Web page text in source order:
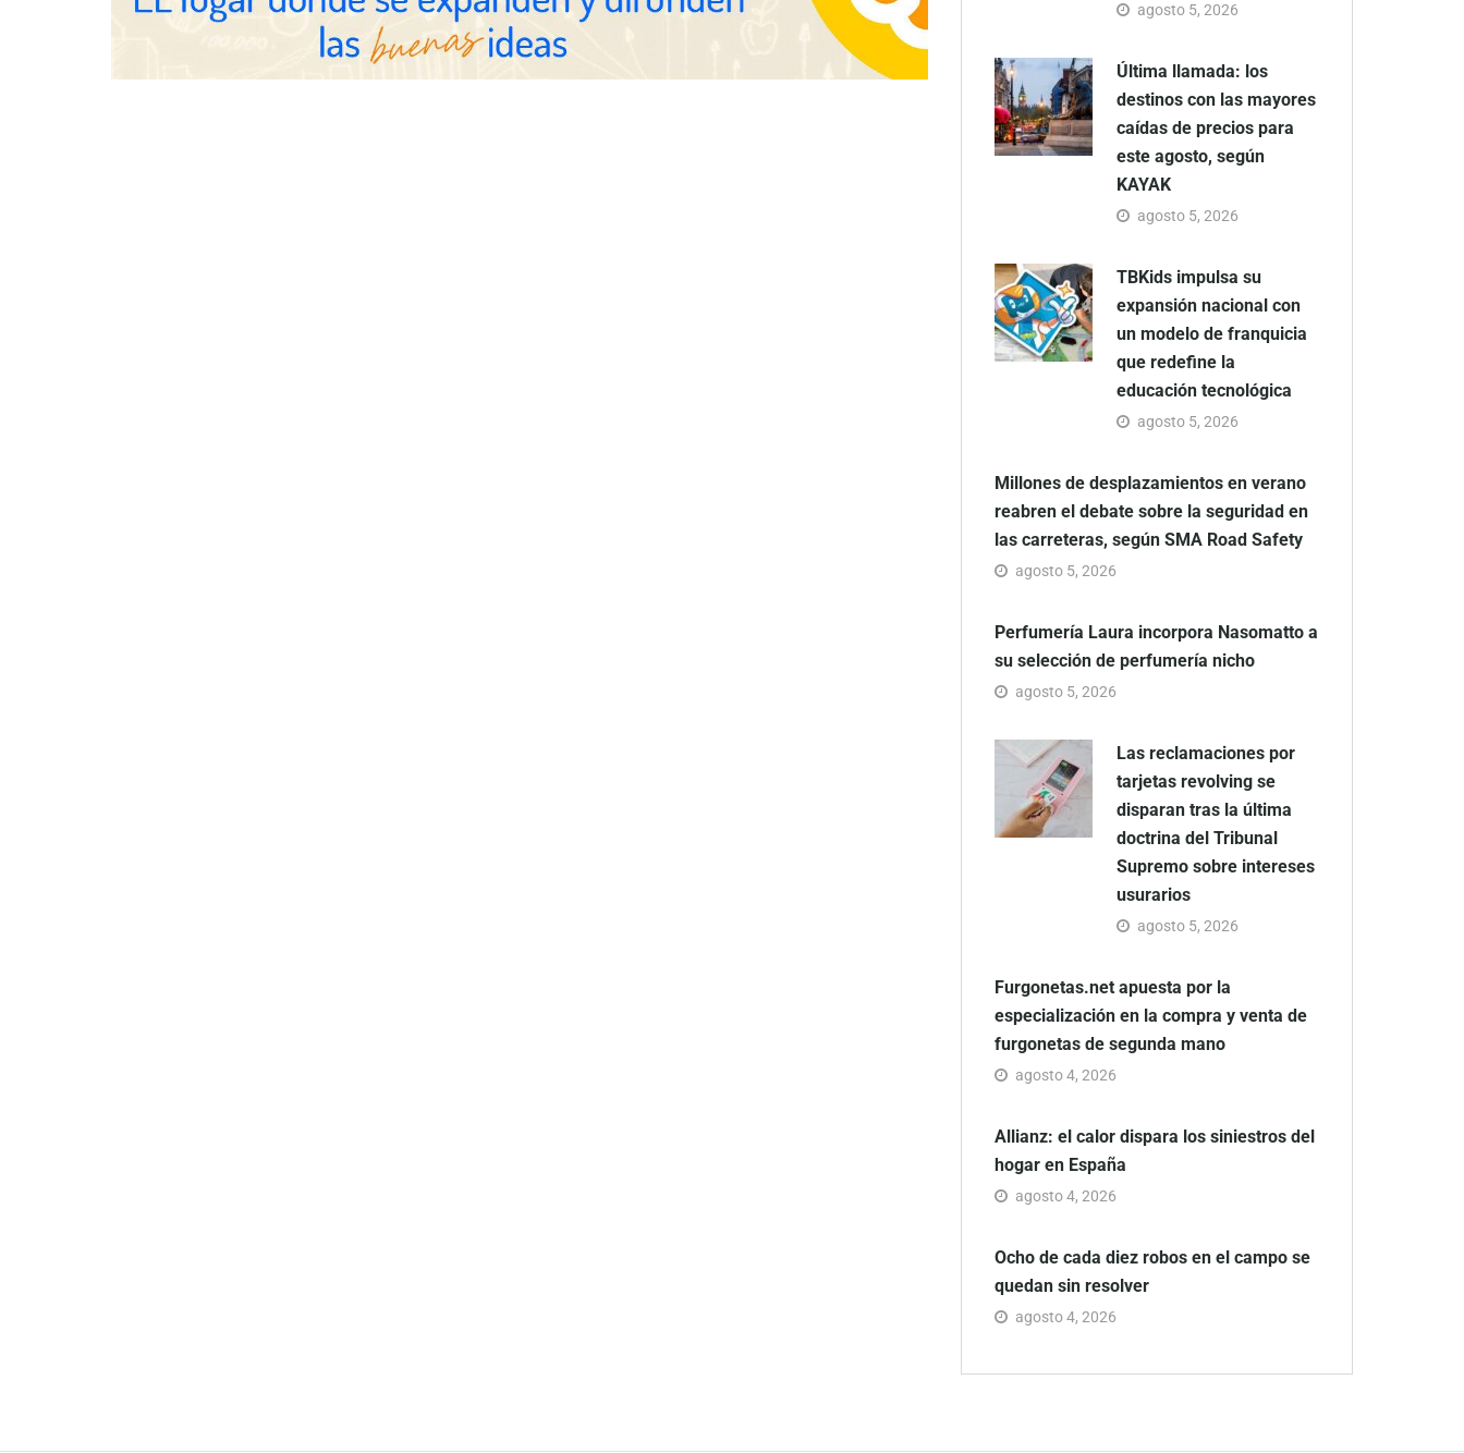
Millones de desplazamientos en
verano reabren el debate sobre la
seguridad en las carreteras, según
Perfumería Laura incorpora
Nasomatto a su selección de
agosto 5, 2026
Última llamada: los
destinos con las mayores
caídas de precios para
este agosto, según
KAYAK
agosto 5, 2026
TBKids impulsa su
expansión nacional con
un modelo de franquicia
que redefine la
educación tecnológica
agosto 5, 2026
Millones de desplazamientos en verano
reabren el debate sobre la seguridad en
las carreteras, según SMA Road Safety
agosto 5, 2026
Perfumería Laura incorpora Nasomatto a
su selección de perfumería nicho
agosto 5, 2026
Las reclamaciones por
tarjetas revolving se
disparan tras la última
doctrina del Tribunal
Supremo sobre intereses
usurarios
agosto 5, 2026
Furgonetas.net apuesta por la
especialización en la compra y venta de
furgonetas de segunda mano
agosto 4, 2026
Allianz: el calor dispara los siniestros del
hogar en España
agosto 4, 2026
Ocho de cada diez robos en el campo se
quedan sin resolver
agosto 4, 2026